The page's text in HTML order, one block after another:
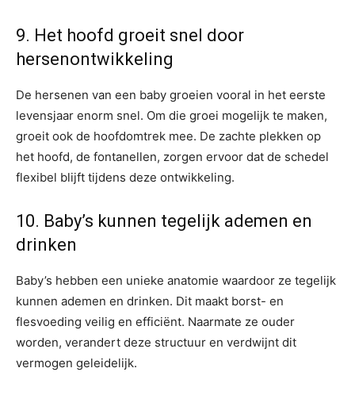
9. Het hoofd groeit snel door
hersenontwikkeling
De hersenen van een baby groeien vooral in het eerste
levensjaar enorm snel. Om die groei mogelijk te maken,
groeit ook de hoofdomtrek mee. De zachte plekken op
het hoofd, de fontanellen, zorgen ervoor dat de schedel
flexibel blijft tijdens deze ontwikkeling.
10. Baby’s kunnen tegelijk ademen en
drinken
Baby’s hebben een unieke anatomie waardoor ze tegelijk
kunnen ademen en drinken. Dit maakt borst- en
flesvoeding veilig en efficiënt. Naarmate ze ouder
worden, verandert deze structuur en verdwijnt dit
vermogen geleidelijk.